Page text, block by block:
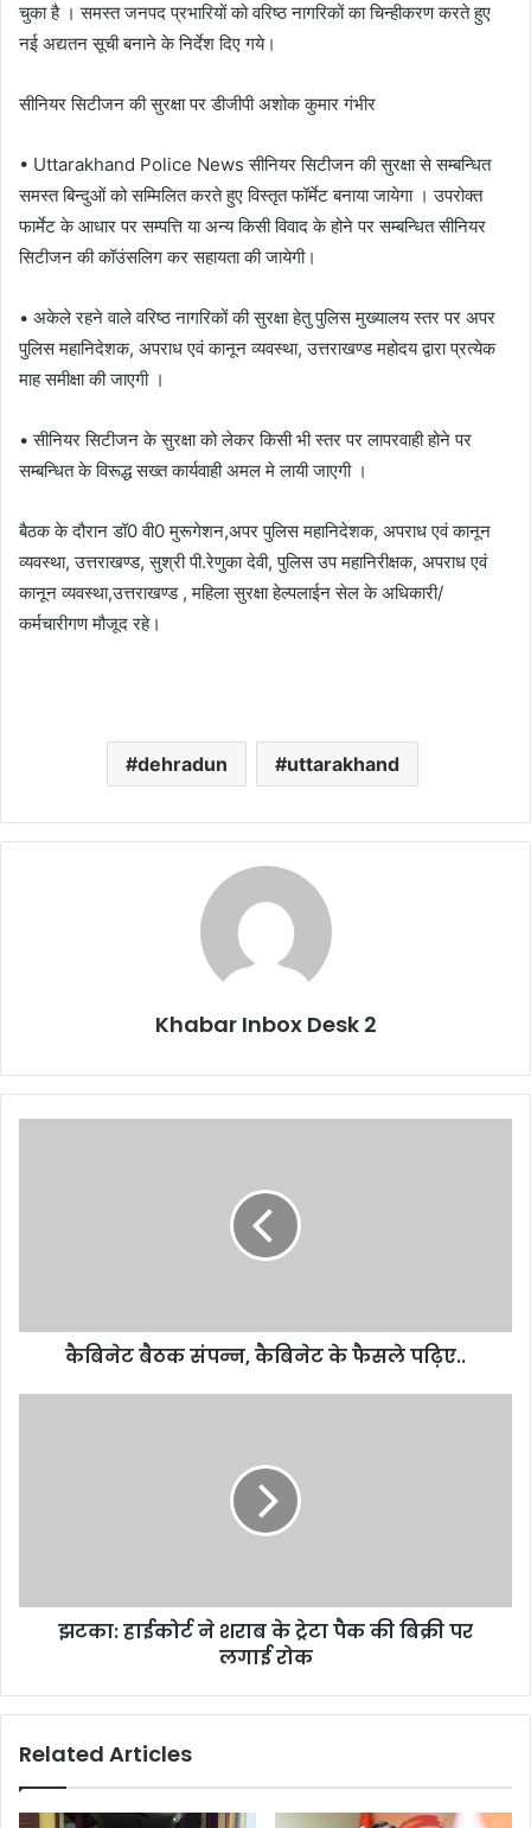
चुका है । समस्त जनपद प्रभारियों को वरिष्ठ नागरिकों का चिन्हीकरण करते हुए
नई अद्यतन सूची बनाने के निर्देश दिए गये।
सीनियर सिटीजन की सुरक्षा पर डीजीपी अशोक कुमार गंभीर
• Uttarakhand Police News सीनियर सिटीजन की सुरक्षा से सम्बन्धित
समस्त बिन्दुओं को सम्मिलित करते हुए विस्तृत फॉर्मेट बनाया जायेगा । उपरोक्त
फार्मेट के आधार पर सम्पत्ति या अन्य किसी विवाद के होने पर सम्बन्धित सीनियर
सिटीजन की कॉउंसलिग कर सहायता की जायेगी।
• अकेले रहने वाले वरिष्ठ नागरिकों की सुरक्षा हेतु पुलिस मुख्यालय स्तर पर अपर
पुलिस महानिदेशक, अपराध एवं कानून व्यवस्था, उत्तराखण्ड महोदय द्वारा प्रत्येक
माह समीक्षा की जाएगी ।
• सीनियर सिटीजन के सुरक्षा को लेकर किसी भी स्तर पर लापरवाही होने पर
सम्बन्धित के विरूद्ध सख्त कार्यवाही अमल मे लायी जाएगी ।
बैठक के दौरान डॉ0 वी0 मुरूगेशन,अपर पुलिस महानिदेशक, अपराध एवं कानून
व्यवस्था, उत्तराखण्ड, सुश्री पी.रेणुका देवी, पुलिस उप महानिरीक्षक, अपराध एवं
कानून व्यवस्था,उत्तराखण्ड , महिला सुरक्षा हेल्पलाईन सेल के अधिकारी/
कर्मचारीगण मौजूद रहे।
dehradun uttarakhand
Khabar Inbox Desk 2
कैबिनेट बैठक संपन्न, कैबिनेट के फैसले पढ़िए..
बिक्री
झटका: हाईकोर्ट ने शराब के ट्रेटा पैक की बिक्री पर
लगाई रोक
Related Articles